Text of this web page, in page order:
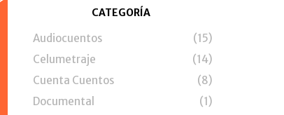
CATEGORÍA
Audiocuentos
(15)
Celumetraje
(14)
Cuenta Cuentos
(8)
Documental
(1)